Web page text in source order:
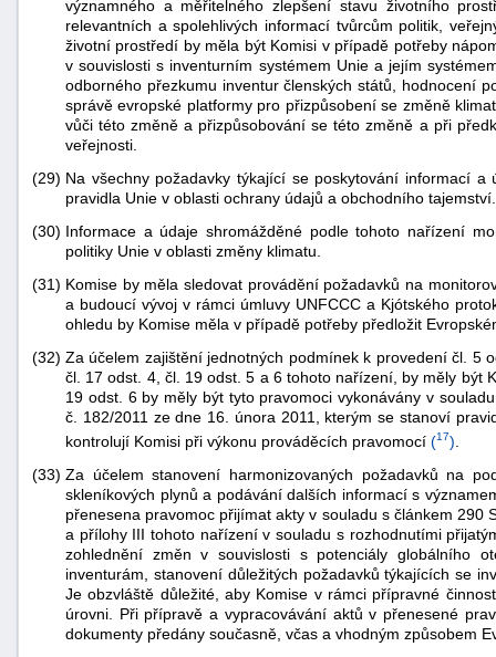
významného a měřitelného zlepšení stavu životního
relevantních a spolehlivých informací tvůrcům politik,
životní prostředí by měla být Komisi v případě potřeby
v souvislosti s inventurním systémem Unie a jejím
odborného přezkumu inventur členských států, hodnocení
správě evropské platformy pro přizpůsobení se změně
vůči této změně a přizpůsobování se této změně a při
veřejnosti.
(29) Na všechny požadavky týkající se poskytování informací
pravidla Unie v oblasti ochrany údajů a obchodního tajemství.
(30) Informace a údaje shromážděné podle tohoto nařízení
politiky Unie v oblasti změny klimatu.
(31) Komise by měla sledovat provádění požadavků na
a budoucí vývoj v rámci úmluvy UNFCCC a Kjótského
ohledu by Komise měla v případě potřeby předložit
(32) Za účelem zajištění jednotných podmínek k provedení čl. 5
čl. 17 odst. 4, čl. 19 odst. 5 a 6 tohoto nařízení, by měly být
19 odst. 6 by měly být tyto pravomoci vykonávány v
č. 182/2011 ze dne 16. února 2011, kterým se stanoví
kontrolují Komisi při výkonu prováděcích pravomocí (17)
(33) Za účelem stanovení harmonizovaných požadavků na
skleníkových plynů a podávání dalších informací s
přenesena pravomoc přijímat akty v souladu s článkem 290
a přílohy III tohoto nařízení v souladu s rozhodnutími
zohlednění změn v souvislosti s potenciály globálního
inventurám, stanovení důležitých požadavků týkajících se
Je obzvláště důležité, aby Komise v rámci přípravné
úrovni. Při přípravě a vypracovávání aktů v přenesené
dokumenty předány současně, včas a vhodným způsobem